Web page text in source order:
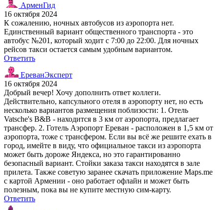
АрменГид
16 октября 2024
К сожалению, ночных автобусов из аэропорта нет.
Единственный вариант общественного транспорта - это
автобус №201, который ходит с 7:00 до 22:00. Для ночных
рейсов такси остается самым удобным вариантом.
Ответить
ЕреванЭксперт
16 октября 2024
Добрый вечер! Хочу дополнить ответ коллеги.
Действительно, капсульного отеля в аэропорту нет, но есть
несколько вариантов размещения поблизости: 1. Отель
Vatsche's B&B - находится в 3 км от аэропорта, предлагает
трансфер. 2. Готель Аэропорт Ереван - расположен в 1,5 км от
аэропорта, тоже с трансфером. Если вы всё же решите ехать в
город, имейте в виду, что официальное такси из аэропорта
может быть дороже Яндекса, но это гарантированно
безопасный вариант. Стойки заказа такси находятся в зале
прилета. Также советую заранее скачать приложение Maps.me
с картой Армении - оно работает офлайн и может быть
полезным, пока вы не купите местную сим-карту.
Ответить